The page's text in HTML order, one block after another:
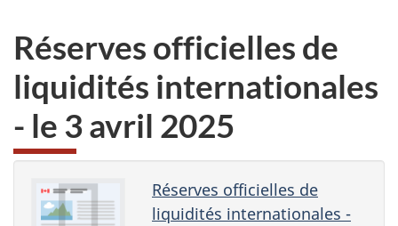
Réserves officielles de
liquidités internationales
- le 3 avril 2025
Réserves officielles de
liquidités internationales -